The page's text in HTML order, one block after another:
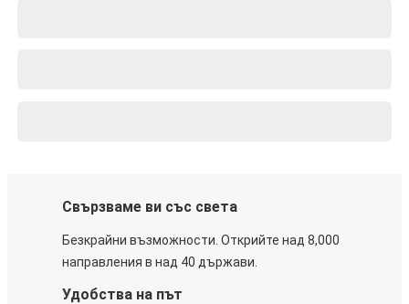
Свързваме ви със света
Безкрайни възможности. Открийте над 8,000
направления в над 40 държави.
Удобства на път